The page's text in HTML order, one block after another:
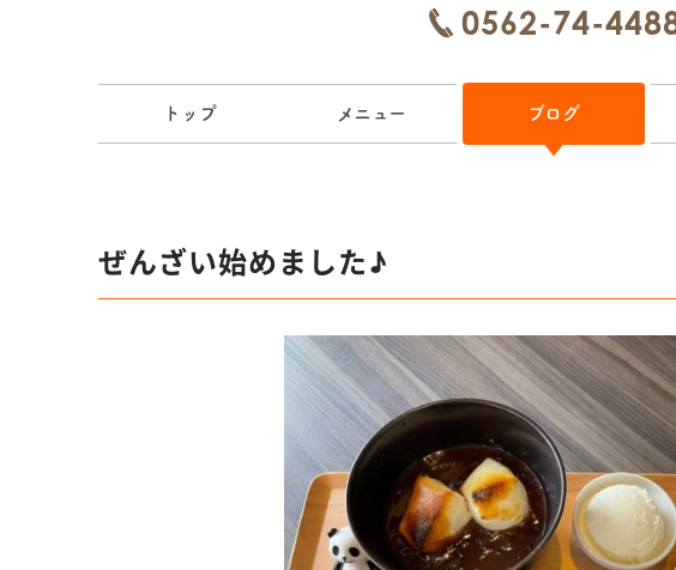
0562-74-
トップ メニュー ブログ
ぜんざい始めました♪